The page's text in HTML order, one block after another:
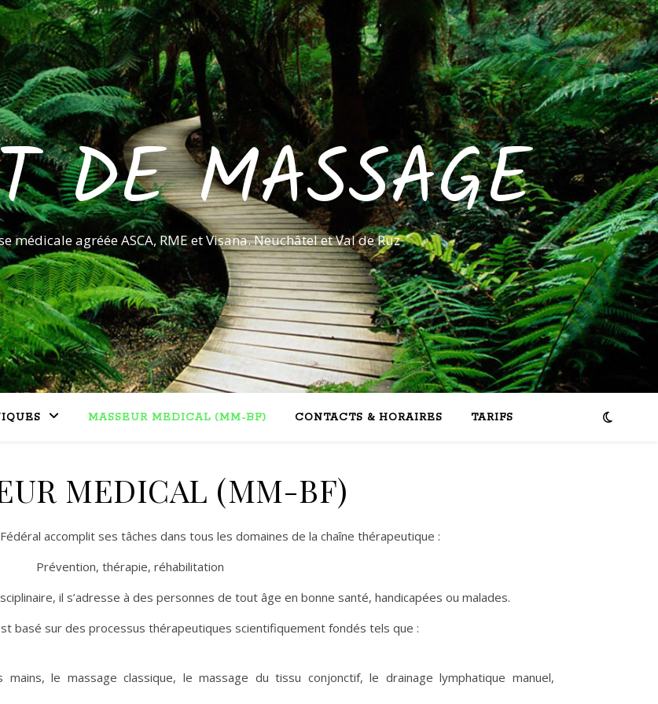
DE MASSAGE
médicale agréée ASCA, RME et Visana. Neuchâtel et Val de Ruz
MASSEUR MEDICAL (MM-BF) CONTACTS & HORAIRES TARIFS
MEDICAL (MM-BF)
accomplit ses tâches dans tous les domaines de la chaîne thérapeutique :
Prévention, thérapie, réhabilitation
il s’adresse à des personnes de tout âge en bonne santé, handicapées ou malades.
basé sur des processus thérapeutiques scientifiquement fondés tels que :
le massage classique, le massage du tissu conjonctif, le drainage lymphatique manuel,